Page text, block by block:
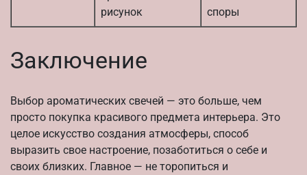
рисунок
споры
Заключение
Выбор ароматических свечей — это больше, чем
просто покупка красивого предмета интерьера. Это
целое искусство создания атмосферы, способ
выразить свое настроение, позаботиться о себе и
своих близких. Главное — не торопиться и